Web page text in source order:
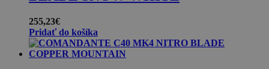
255,23€
Pridať do košíka